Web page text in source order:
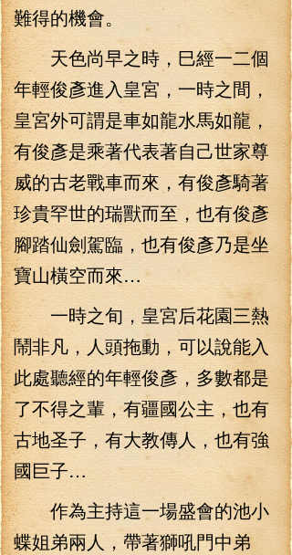
難得的機會。
天色尚早之時，巳經一二個
年輕俊彥進入皇宮，一時之間，
皇宮外可謂是車如龍水馬如龍，
有俊彥是乘著代表著自己世家尊
威的古老戰車而來，有俊彥騎著
珍貴罕世的瑞獸而至，也有俊彥
腳踏仙劍駕臨，也有俊彥乃是坐
寶山橫空而來…
一時之旬，皇宮后花園三熱
鬧非凡，人頭拖動，可以說能入
此處聽經的年輕俊彥，多數都是
了不得之輩，有疆國公主，也有
古地圣子，有大教傳人，也有強
國巨子…
作為主持這一場盛會的池小
蝶姐弟兩人，帶著獅吼門中弟